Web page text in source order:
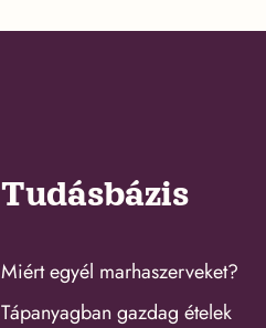
Tudásbázis
Miért egyél marhaszerveket?
Tápanyagban gazdag ételek